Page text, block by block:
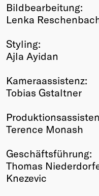
Bildbearbeitung:
Lenka
Styling:
Ajla Ayidan
Kameraassistenz:
Tobias Gstaltner
Terence Monash
Geschäftsführung:
Thomas
Knezevic